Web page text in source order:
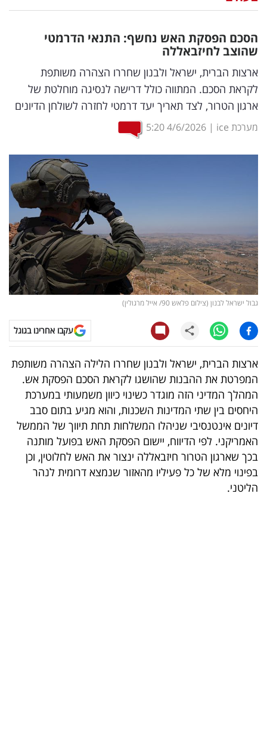
דיגיטל
וטק
שיווק
ופרסום
רכילות
עסקית
קריפטו
ויראלי
טלוויזיה
עסקי
ספורט
קריירה
ולימודים
מינויים
רייטינג
הסכם הפסקת האש נחשף: התנאי הדרמטי
שהוצב לחיזבאללה
ארצות הברית, ישראל ולבנון שחררו הצהרה משותפת
לקראת הסכם. המתווה כולל דרישה לנסיגה מוחלטת של
ארגון הטרור, לצד תאריך יעד דרמטי לחזרה לשולחן הדיונים
מערכת ice |
4/6/2026
5:20
גבול ישראל לבנון (צילום פלאש 90/ אייל מרגולין)
עקבו אחרינו בגוגל
ארצות הברית, ישראל ולבנון שחררו הלילה הצהרה משותפת
המפרטת את ההבנות שהושגו לקראת הסכם הפסקת אש.
המהלך המדיני הזה מוגדר כשינוי כיוון משמעותי במערכת
היחסים בין שתי המדינות השכנות, והוא מגיע בתום סבב
דיונים אינטנסיבי שניהלו המשלחות תחת תיווך של הממשל
האמריקני. לפי הדיווח, יישום הפסקת האש בפועל מותנה
בכך שארגון הטרור חיזבאללה ינצור את האש לחלוטין, וכן
בפינוי מלא של כל פעיליו מהאזור שנמצא דרומית לנהר
הליטני.